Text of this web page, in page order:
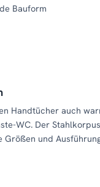
Bauform
Handtücher auch
WC. Der
und